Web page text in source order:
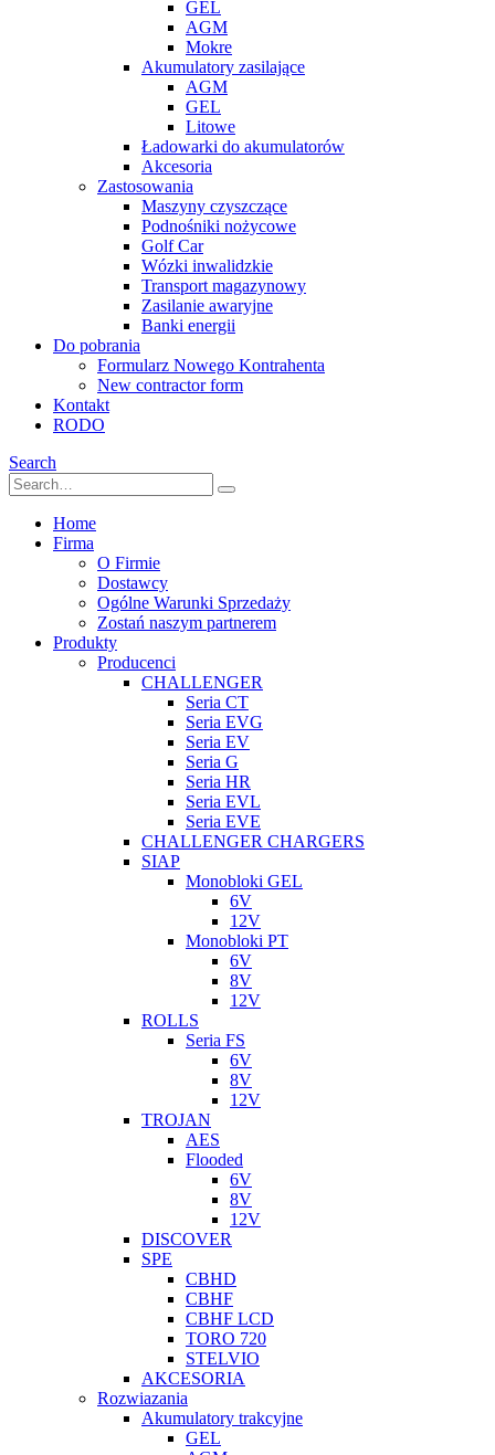
GEL
AGM
Mokre
Akumulatory zasilające
AGM
GEL
Litowe
Ładowarki do akumulatorów
Akcesoria
Zastosowania
Maszyny czyszczące
Podnośniki nożycowe
Golf Car
Wózki inwalidzkie
Transport magazynowy
Zasilanie awaryjne
Banki energii
Do pobrania
Formularz Nowego Kontrahenta
New contractor form
Kontakt
RODO
Search
Home
Firma
O Firmie
Dostawcy
Ogólne Warunki Sprzedaży
Zostań naszym partnerem
Produkty
Producenci
CHALLENGER
Seria CT
Seria EVG
Seria EV
Seria G
Seria HR
Seria EVL
Seria EVE
CHALLENGER CHARGERS
SIAP
Monobloki GEL
6V
12V
Monobloki PT
6V
8V
12V
ROLLS
Seria FS
6V
8V
12V
TROJAN
AES
Flooded
6V
8V
12V
DISCOVER
SPE
CBHD
CBHF
CBHF LCD
TORO 720
STELVIO
AKCESORIA
Rozwiazania
Akumulatory trakcyjne
GEL